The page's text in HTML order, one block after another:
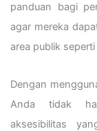
panduan bagi
agar mereka
area publik
Dengan
Anda tidak
aksesibilitas